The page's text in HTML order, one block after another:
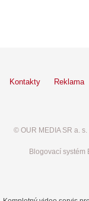
Kontakty Reklama
© OUR MEDIA SR a.
Blogovací systém